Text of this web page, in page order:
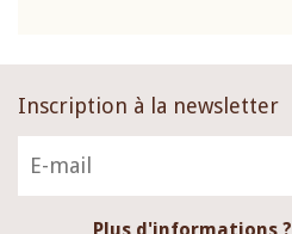
Inscription à la newsletter